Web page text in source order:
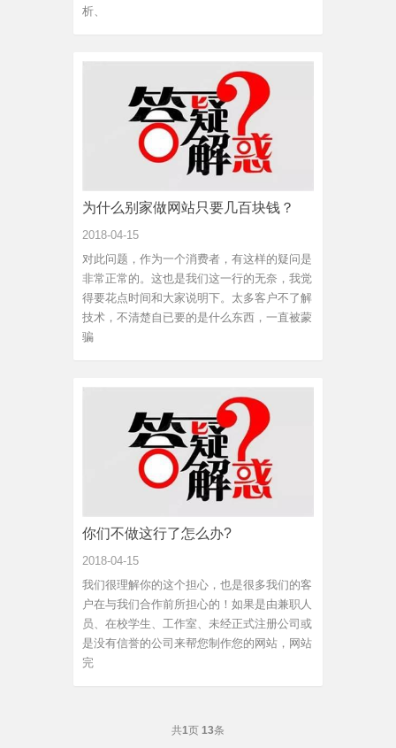
析、
为什么别家做网站只要几百块钱？
2018-04-15
对此问题，作为一个消费者，有这样的疑问是
非常正常的。这也是我们这一行的无奈，我觉
得要花点时间和大家说明下。太多客户不了解
技术，不清楚自已要的是什么东西，一直被蒙
骗
你们不做这行了怎么办?
2018-04-15
我们很理解你的这个担心，也是很多我们的客
户在与我们合作前所担心的！如果是由兼职人
员、在校学生、工作室、未经正式注册公司或
是没有信誉的公司来帮您制作您的网站，网站
完
共1页 13条